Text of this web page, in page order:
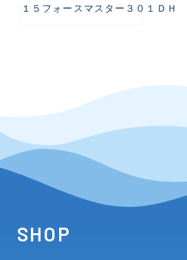
１５フォースマスター３０１ＤＨ
SHOP